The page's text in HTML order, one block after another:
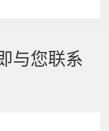
与您联系